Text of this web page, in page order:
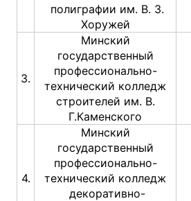
полиграфии им. В. З.
Хоружей
3.
Минский
государственный
профессионально-
технический колледж
строителей им. В.
Г.Каменского
4.
Минский
государственный
профессионально-
технический колледж
декоративно-